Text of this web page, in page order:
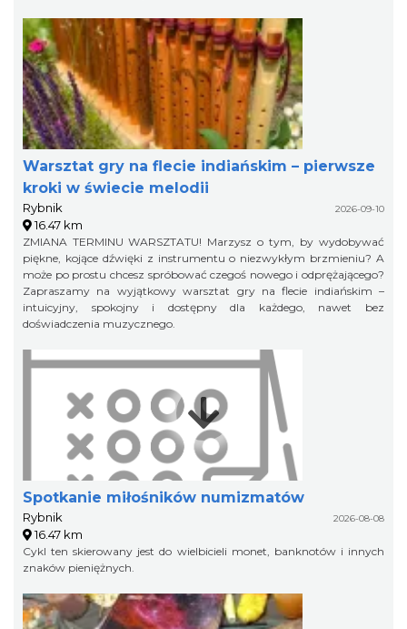
Warsztat gry na flecie indiańskim – pierwsze
kroki w świecie melodii
Rybnik 2026-09-10
16.47 km
ZMIANA TERMINU WARSZTATU! Marzysz o tym, by wydobywać
piękne, kojące dźwięki z instrumentu o niezwykłym brzmieniu? A
może po prostu chcesz spróbować czegoś nowego i odprężającego?
Zapraszamy na wyjątkowy warsztat gry na flecie indiańskim –
intuicyjny, spokojny i dostępny dla każdego, nawet bez
doświadczenia muzycznego.
Spotkanie miłośników numizmatów
Rybnik 2026-08-08
16.47 km
Cykl ten skierowany jest do wielbicieli monet, banknotów i innych
znaków pieniężnych.